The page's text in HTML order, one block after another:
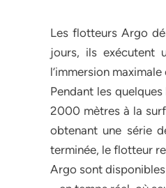
Les flotteurs Argo
jours, ils exécutent
l’immersion
Pendant les
2000 mètres à la
obtenant une série
terminée, le flotteur
Argo sont